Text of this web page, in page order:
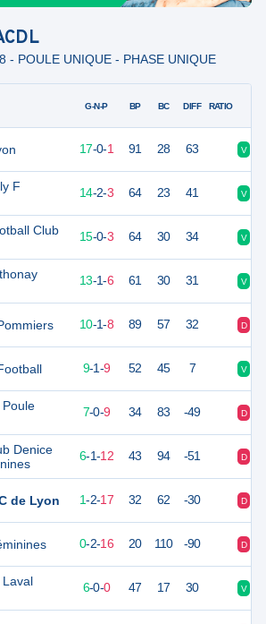
- POULE UNIQUE - PHASE UNIQUE
F
Club
Denice
de Lyon
Laval
G-N-P BP BC DIFF RATIO
17-0-1 91 28 63 V
14-2-3 64 23 41 V
44 19 15-0-3 64 30 34 V
40 13-1-6 61 30 31 V
30 20 10-1-8 89 57 32 D
27 9-1-9 52 45 7 V
19 7-0-9 34 83 -49 D
18 20 6-1-12 43 94 -51 D
5 20 1-2-17 32 62 -30 D
1 0-2-16 20 110 -90 D
15 6-0-0 47 17 30 V